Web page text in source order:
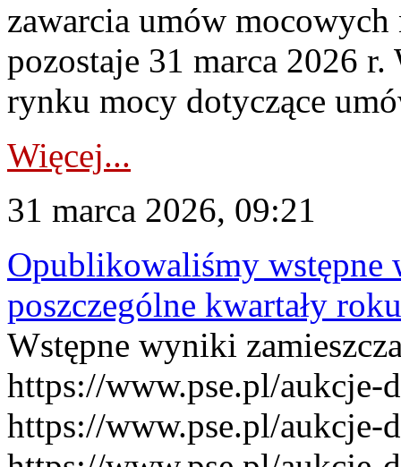
zawarcia umów
pozostaje 31 marca 2026
rynku mocy dotyczące
Więcej...
31 marca 2026, 09:21
Opublikowaliśmy
poszczególne kwartały
Wstępne wyniki
https://www.pse.pl/aukcje-
https://www.pse.pl/aukcje-